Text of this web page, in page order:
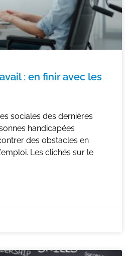
: en finir avec les
sociales des dernières
handicapées
des obstacles en
Les clichés sur le